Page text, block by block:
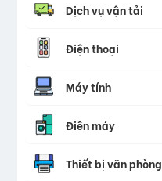
Dịch vụ vận tải
Điện thoại
Máy tính
Điện máy
Thiết bị văn phòng